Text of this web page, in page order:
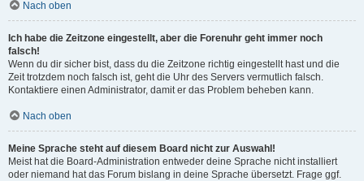
Nach oben
Ich habe die Zeitzone eingestellt, aber die Forenuhr geht immer noch
falsch!
Wenn du dir sicher bist, dass du die Zeitzone richtig eingestellt hast und die
Zeit trotzdem noch falsch ist, geht die Uhr des Servers vermutlich falsch.
Kontaktiere einen Administrator, damit er das Problem beheben kann.
Nach oben
Meine Sprache steht auf diesem Board nicht zur Auswahl!
Meist hat die Board-Administration entweder deine Sprache nicht installiert
oder niemand hat das Forum bislang in deine Sprache übersetzt. Frage ggf.